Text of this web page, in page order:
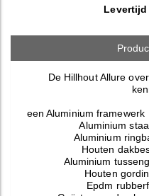
Levertijd
De Hillhout Allure
een Aluminium
Aluminium
Aluminium
Houten
Aluminium
Houten
Epdm